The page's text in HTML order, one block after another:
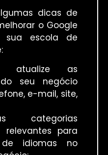
dicas de
o Google
sua escola de
atualize as
seu negócio
e-mail, site,
categorias
para
idiomas no